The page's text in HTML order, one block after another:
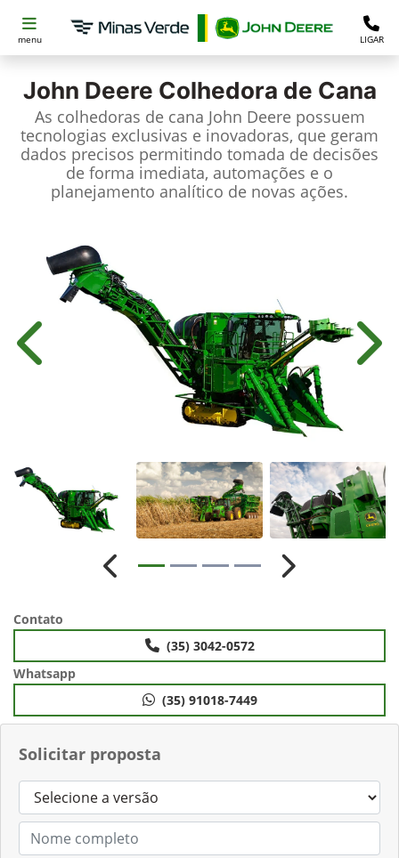
menu LIGAR
John Deere Colhedora de Cana
As colhedoras de cana John Deere possuem
tecnologias exclusivas e inovadoras, que geram
dados precisos permitindo tomada de decisões
de forma imediata, automações e o
planejamento analítico de novas ações.
Solicitar proposta
Anterior
Anterior Próximo
Contato
(35) 3042-0572
Whatsapp
(35) 91018-7449